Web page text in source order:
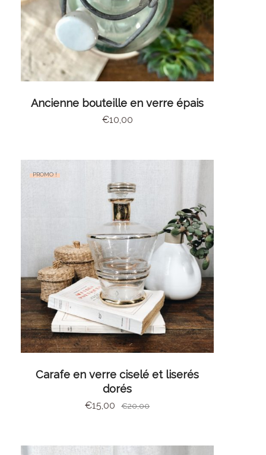
AJOUTER AU PANIER
Ancienne bouteille en verre épais
€10,00
PROMO !
AJOUTER AU PANIER
Carafe en verre ciselé et liserés
dorés
€20,00
€15,00